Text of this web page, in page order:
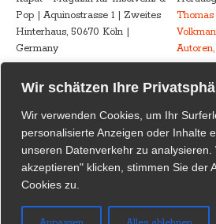
Wir schätzen Ihre
Wir verwenden Cookies, um Ihr
personalisierte Anzeigen oder Inhalte
unseren Datenverkehr zu analysieren.
akzeptieren" klicken, stimmen Sie der
Cookies zu.
Pop | Aquinostrasse 1 | Zweites
Hinterhaus, 50670 Köln |
Germany
Advertising
Pop
marketing@kaput-mag.com
Kaput Supporter
Kaput – Magazin für Insolvenz
& Popdankt seinen